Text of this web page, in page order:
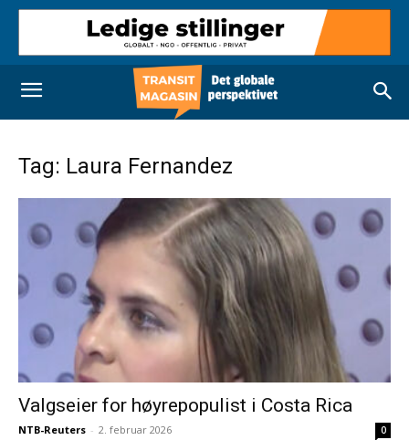
Tag: Laura Fernandez
Valgseier for høyrepopulist i Costa Rica
NTB-Reuters - 2. februar 2026 0